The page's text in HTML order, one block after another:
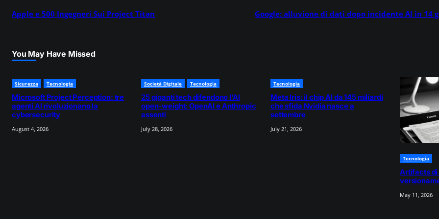
Apple e 500 Ingegneri Sui Project Titan Google: alluvione di dati dopo incidente AI in 14
You May Have Missed
Sicurezza Tecnologia
Microsoft Project Perception: tre
agenti AI rivoluzionano la
cybersecurity
August 4, 2026
Società Digitale Tecnologia
25 giganti tech difendono l’AI
open-weight: OpenAI e Anthropic
assenti
July 28, 2026
Tecnologia
Meta Iris: il chip AI da 145 miliardi
che sfida Nvidia nasce a
settembre
July 21, 2026
Tecnologia
Artifacts
May 11, 2026